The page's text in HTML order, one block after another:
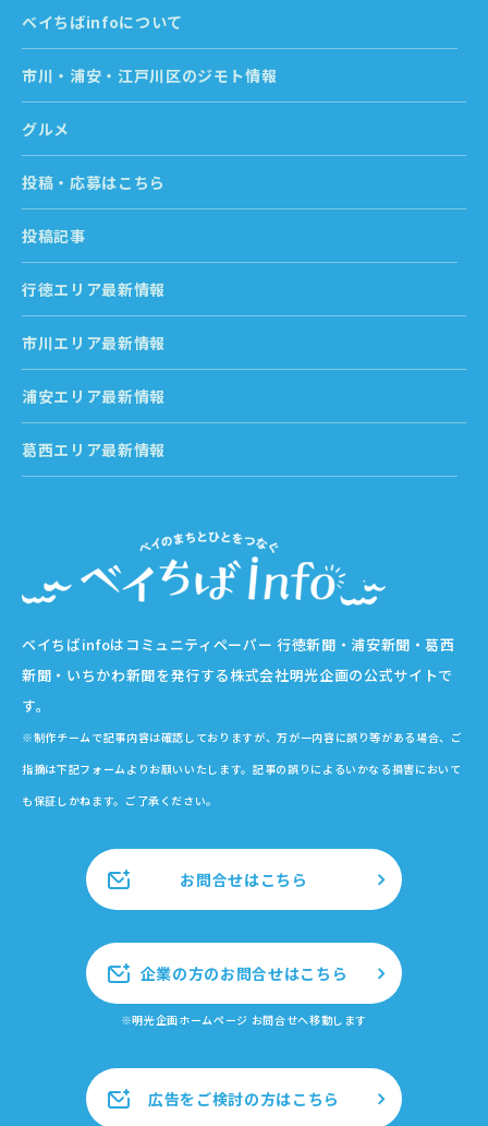
ベイちばinfoはコミュニティペーパー 行徳新聞・浦安新聞・葛西
新聞・いちかわ新聞を発行する株式会社明光企画の公式サイトで
す。
※制作チームで記事内容は確認しておりますが、万が一内容に誤り等がある場合、ご
指摘は下記フォームよりお願いいたします。記事の誤りによるいかなる損害において
も保証しかねます。ご了承ください。
お問合せはこちら
企業の方のお問合せはこちら
※明光企画ホームページ お問合せへ移動します
広告をご検討の方はこちら
ベイちばinfoについて
市川・浦安・江戸川区のジモト情報
グルメ
投稿・応募はこちら
投稿記事
行徳エリア最新情報
市川エリア最新情報
浦安エリア最新情報
葛西エリア最新情報